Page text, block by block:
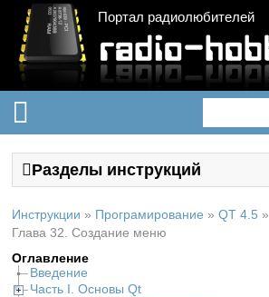
Портал радиолюбителей
Разделы инструкций
Инструкции » Програмирование » QT 4.5 »
Глава 32. Создание меню
Оглавление
Введение
Часть I. Основы Qt